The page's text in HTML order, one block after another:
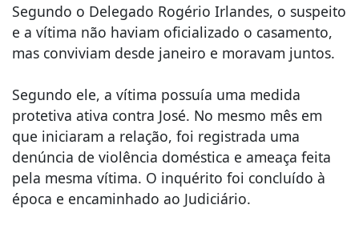
Segundo o Delegado Rogério Irlandes, o suspeito
e a vítima não haviam oficializado o casamento,
mas conviviam desde janeiro e moravam juntos.
Segundo ele, a vítima possuía uma medida
protetiva ativa contra José. No mesmo mês em
que iniciaram a relação, foi registrada uma
denúncia de violência doméstica e ameaça feita
pela mesma vítima. O inquérito foi concluído à
época e encaminhado ao Judiciário.